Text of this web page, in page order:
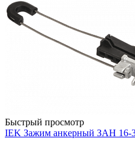
Быстрый просмотр
IEK Зажим анкерный ЗАН 16-